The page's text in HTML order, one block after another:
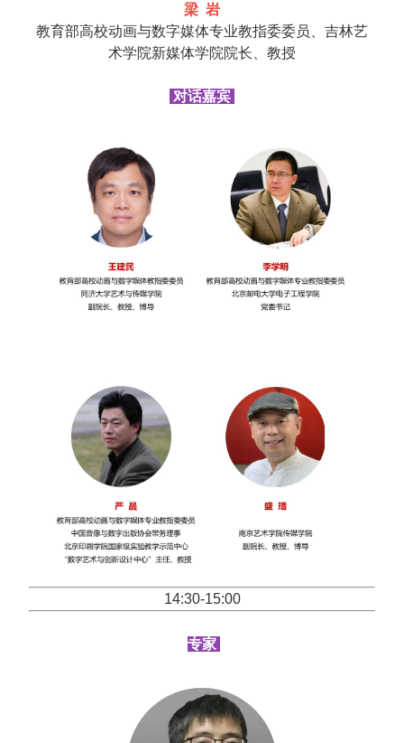
梁 岩
教育部高校动画与数字媒体专业教指委委员、吉林艺
术学院新媒体学院院长、教授
对话嘉宾
14:30-15:00
专家